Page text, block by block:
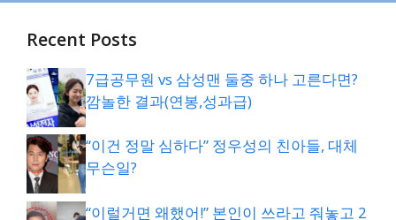
Recent Posts
7급공무원 vs 삼성맨 둘중 하나 고른다면?
깜놀한 결과(연봉,성과급)
“이건 정말 심하다” 정우성의 친아들, 대체
무슨일?
“이럴거면 왜했어!” 본인이 쓰라고 줘놓고 2